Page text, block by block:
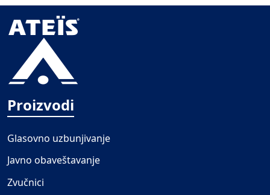
Proizvodi
Glasovno uzbunjivanje
Javno obaveštavanje
Zvučnici